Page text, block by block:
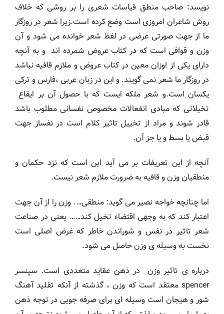
نویسد: صاحب منطق قیاسات شعری را بر روشی که خلاف
روش شاعران امروزی است وضع کرده است.زیرا شعر در روزگار
ما از جهت صورتی عرضی در لفظ شعر خوانده می شود و آن
وزن و قوافی است که در کتاب عروض شمرده اند و به آنچه
دارای یکی از اوزان معین در کتاب عروض و ملازم قافیه نباشد
در روزگار ما شعر نمی گویند. و این در زبان عربی ،فارس و ترکی
یکسان است.و شعر ملکه ایست که با حصول آن بر ایقاع
تخیلاتی که مبادی انفعالات مخصوص نفسانی مطلوب باشد
قادر شوند و مراد از تخییل تاثیر کلام است در نفساز جهت
قبض یا بسط و یا جز آن.
آنچه از این تعریفات بر می آید این است که نزد حکمان و
منطقیان وزن و قافیه به ضرورت ملازم شعر نیست.
اما چنانچه خواجه نصیر می گوید: منطقی…. وزن را از آن جهت
اعتبار کند که به وجهی اقتضاء تخیل کند…… یعنی در صناعت
شعر تاثیر در نفس و شوراندن خاطر که غرض اصلی است
نخست به وسیله ی وزن حاصل می شود.
درباره ی تاثیر وزن در ذهن عقاید متعددی است. سپنسر
spencer معتقد است که وزن ، گذشته از آنکه تقلید آهنگ
شور و هیجان است وسیله ای برای صرفه جویی در توجه ذهن